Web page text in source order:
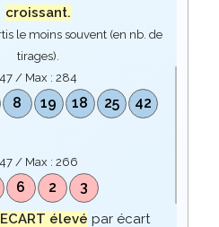
croissant.
le moins souvent (en nb. de
tirages).
/ Max : 284
8 19 18 25
42
/ Max : 266
6 2 3
ECART élevé par écart